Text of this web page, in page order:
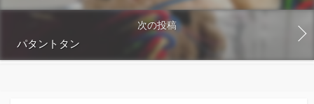
次の投稿
パタントタン